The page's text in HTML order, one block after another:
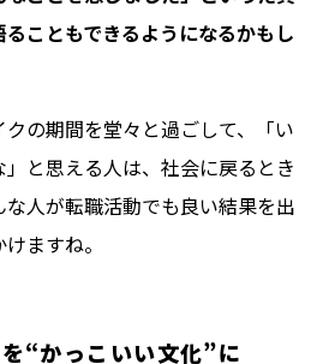
こともできるようになるかもし
の期間を堂々と過ごして、「い
と思える人は、社会に戻るとき
人が転職活動でも良い結果を出
ますね。
“かっこいい文化”に